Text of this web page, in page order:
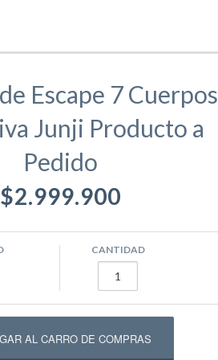
Equipamento Deportivo para Plazas
Escape 7 Cuerpos
Junji Producto a
Pedido
$2.999.900
CANTIDAD